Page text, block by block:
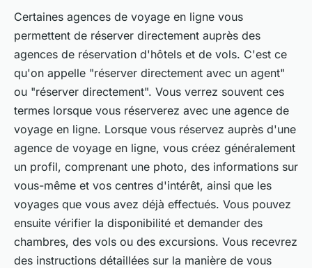
Certaines agences de voyage en ligne vous
permettent de réserver directement auprès des
agences de réservation d'hôtels et de vols. C'est ce
qu'on appelle "réserver directement avec un agent"
ou "réserver directement". Vous verrez souvent ces
termes lorsque vous réserverez avec une agence de
voyage en ligne. Lorsque vous réservez auprès d'une
agence de voyage en ligne, vous créez généralement
un profil, comprenant une photo, des informations sur
vous-même et vos centres d'intérêt, ainsi que les
voyages que vous avez déjà effectués. Vous pouvez
ensuite vérifier la disponibilité et demander des
chambres, des vols ou des excursions. Vous recevrez
des instructions détaillées sur la manière de vous